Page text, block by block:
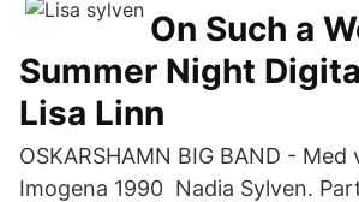
On Such a
Summer Night
Lisa Linn
OSKARSHAMN BIG BAND - Med
Imogena 1990 Nadia Sylven.